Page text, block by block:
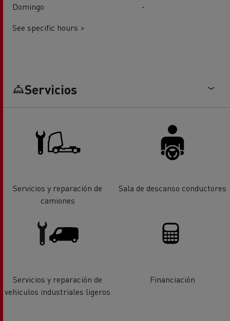
Domingo
-
See specific hours >
Servicios
Servicios y reparación de
camiones
Sala de descanso conductores
Servicios y reparación de
vehiculos industriales ligeros
Financiación